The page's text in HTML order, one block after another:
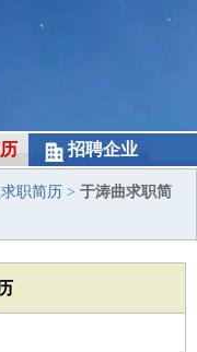
招聘企业
职简历 > 于涛曲求职简